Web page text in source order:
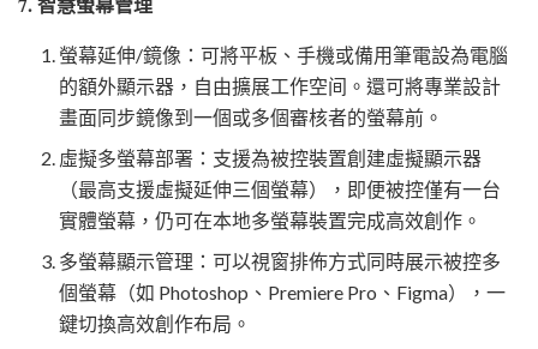
螢幕延伸/鏡像：可將平板、手機或備用筆電設為電腦
的額外顯示器，自由擴展工作空间。還可將專業設計
畫面同步鏡像到一個或多個審核者的螢幕前。
虛擬多螢幕部署：支援為被控裝置創建虛擬顯示器
（最高支援虛擬延伸三個螢幕），即便被控僅有一台
實體螢幕，仍可在本地多螢幕裝置完成高效創作。
多螢幕顯示管理：可以視窗排佈方式同時展示被控多
個螢幕（如 Photoshop、Premiere Pro、Figma），一
鍵切換高效創作布局。